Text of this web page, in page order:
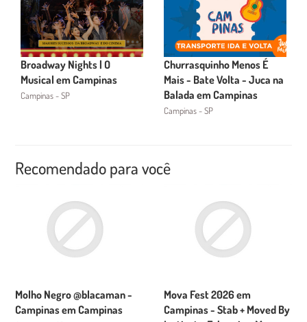
Broadway Nights | O
Musical em Campinas
Campinas - SP
Churrasquinho Menos É
Mais - Bate Volta - Juca na
Balada em Campinas
Campinas - SP
Recomendado para você
Molho Negro @blacaman -
Campinas em Campinas
Mova Fest 2026 em
Campinas - Stab + Moved By